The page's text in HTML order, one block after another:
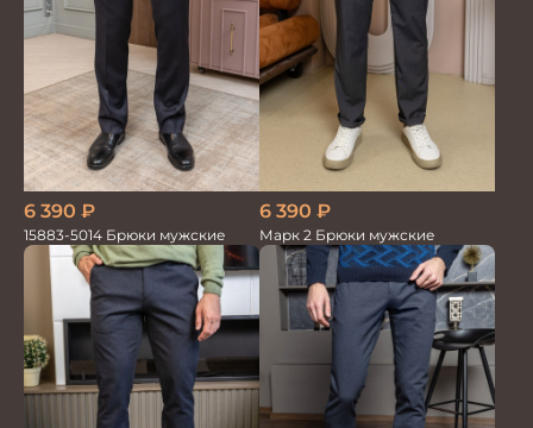
6 390 ₽
15883-5014 Брюки мужские
6 390 ₽
Марк 2 Брюки мужские